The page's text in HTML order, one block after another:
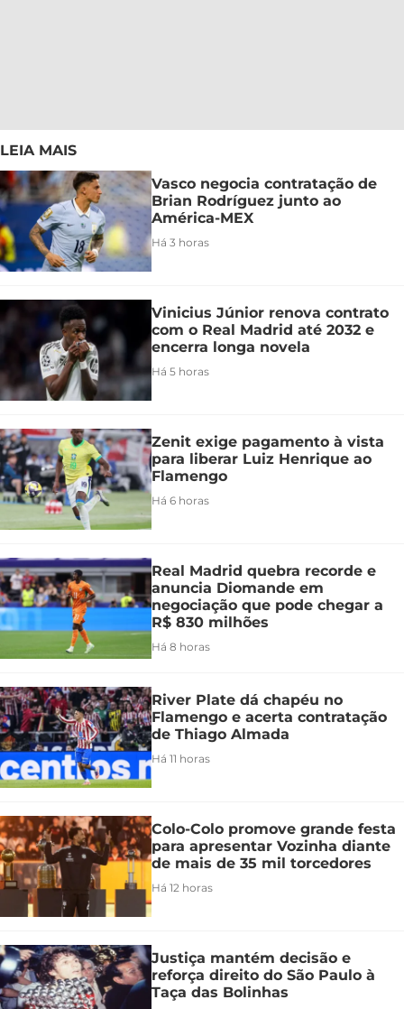
LEIA MAIS
Vasco negocia contratação de
Brian Rodríguez junto ao
América-MEX
Há 3 horas
Vinicius Júnior renova contrato
com o Real Madrid até 2032 e
encerra longa novela
Há 5 horas
Zenit exige pagamento à vista
para liberar Luiz Henrique ao
Flamengo
Há 6 horas
Real Madrid quebra recorde e
anuncia Diomande em
negociação que pode chegar a
R$ 830 milhões
Há 8 horas
River Plate dá chapéu no
Flamengo e acerta contratação
de Thiago Almada
Há 11 horas
Colo-Colo promove grande festa
para apresentar Vozinha diante
de mais de 35 mil torcedores
Há 12 horas
Justiça mantém decisão e
reforça direito do São Paulo à
Taça das Bolinhas